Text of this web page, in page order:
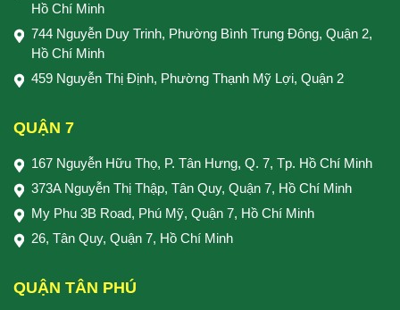
Hồ Chí Minh
744 Nguyễn Duy Trinh, Phường Bình Trung Đông, Quận 2,
Hồ Chí Minh
459 Nguyễn Thị Định, Phường Thạnh Mỹ Lợi, Quận 2
QUẬN 7
167 Nguyễn Hữu Thọ, P. Tân Hưng, Q. 7, Tp. Hồ Chí Minh
373A Nguyễn Thị Thập, Tân Quy, Quận 7, Hồ Chí Minh
My Phu 3B Road, Phú Mỹ, Quận 7, Hồ Chí Minh
26, Tân Quy, Quận 7, Hồ Chí Minh
QUẬN TÂN PHÚ